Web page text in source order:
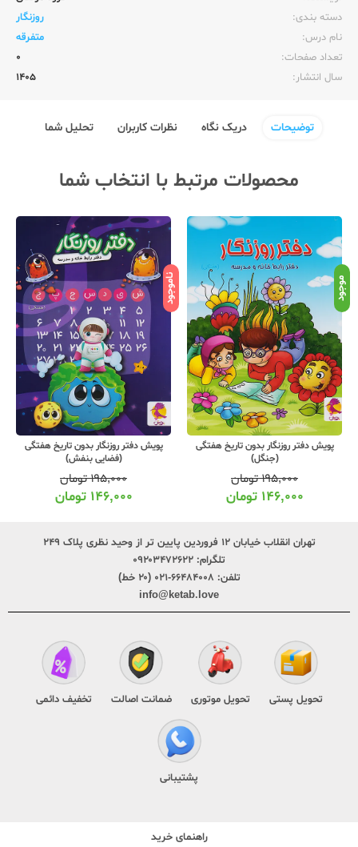
دسته بندی:
روزنگار
نام درس:
متفرقه
تعداد صفحات:‌
0
سال انتشار:‌
1405
توضیحات دریک نگاه نظرات کاربران تحلیل شما
محصولات مرتبط با انتخاب شما
موجود
پویش دفتر روزنگار بدون تاریخ هفتگی
(جنگل)
۱۹۵,۰۰۰تومان
۱۴۶,۰۰۰ تومان
ناموجود
پویش دفتر روزنگار بدون تاریخ هفتگی
(فضایی بنفش)
۱۹۵,۰۰۰تومان
۱۴۶,۰۰۰ تومان
تهران انقلاب خیابان ۱۲ فروردین پایین تر از وحید نظری پلاک ۲۴۹
تلگرام: ۰۹۲۰۳۴۷۲۶۲۲
تلفن: ۶۶۴۸۴۰۰۸-۰۲۱ (۲۰ خط)
info@ketab.love
تحویل پستی تحویل موتوری ضمانت اصالت تخفیف دائمی
پشتیبانی
راهنمای خرید